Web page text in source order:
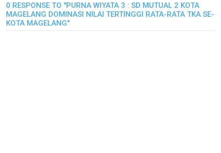
0 RESPONSE TO "PURNA WIYATA 3 : SD MUTUAL 2 KOTA
MAGELANG DOMINASI NILAI TERTINGGI RATA-RATA TKA SE-
KOTA MAGELANG"